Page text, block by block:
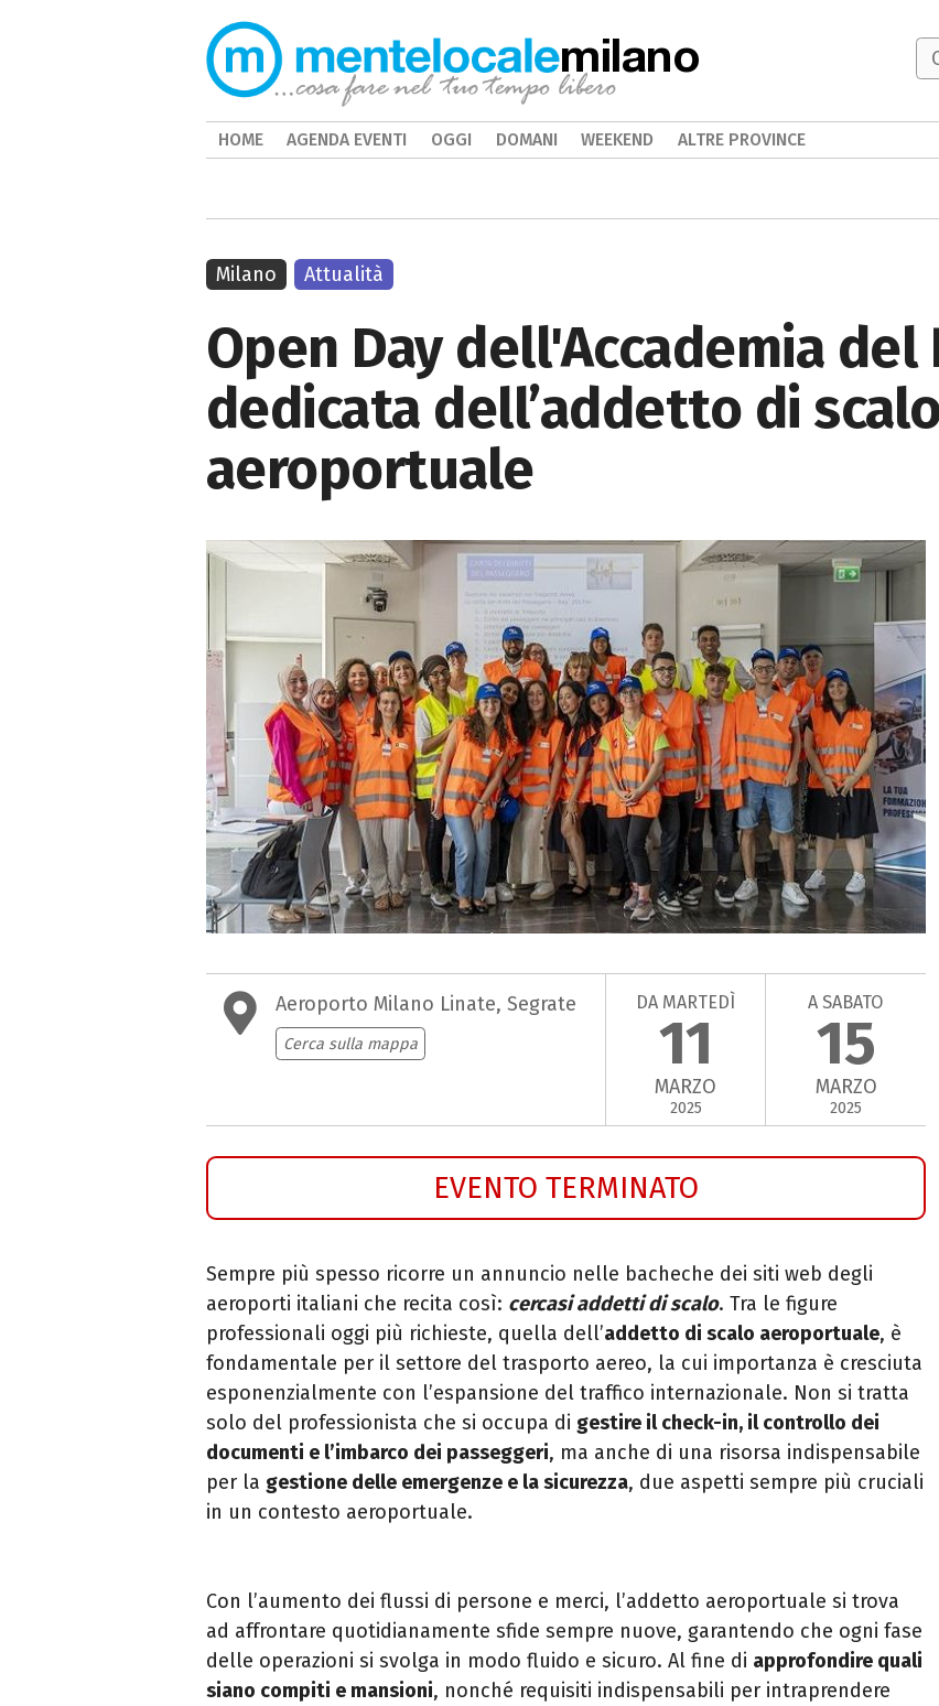
Open Day dell'Accademia del
dedicata dell’addetto di
aeroportuale
Aeroporto Milano Linate, Segrate
Cerca sulla mappa
DA MARTEDÌ
11
MARZO
2025
A SABATO
15
MARZO
2025
EVENTO TERMINATO
Sempre più spesso ricorre un annuncio nelle bacheche dei siti web degli
aeroporti italiani che recita così: cercasi addetti di scalo. Tra le figure
professionali oggi più richieste, quella dell’addetto di scalo aeroportuale, è
fondamentale per il settore del trasporto aereo, la cui importanza è cresciuta
esponenzialmente con l’espansione del traffico internazionale. Non si tratta
solo del professionista che si occupa di gestire il check-in, il controllo dei
documenti e l’imbarco dei passeggeri, ma anche di una risorsa indispensabile
per la gestione delle emergenze e la sicurezza, due aspetti sempre più cruciali
in un contesto aeroportuale.
Con l’aumento dei flussi di persone e merci, l’addetto aeroportuale si trova
ad affrontare quotidianamente sfide sempre nuove, garantendo che ogni fase
delle operazioni si svolga in modo fluido e sicuro. Al fine di approfondire quali
siano compiti e mansioni, nonché requisiti indispensabili per intraprendere
Milano Attualità
milano
HOME AGENDA EVENTI OGGI DOMANI WEEKEND ALTRE PROVINCE